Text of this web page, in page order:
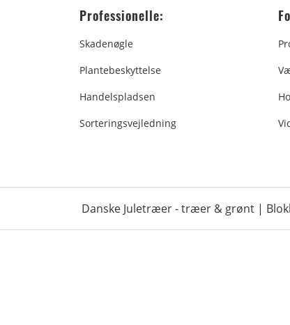
Professionelle:
Skadenøgle
Plantebeskyttelse
Handelspladsen
Sorteringsvejledning
Danske Juletræer - træer & grønt |